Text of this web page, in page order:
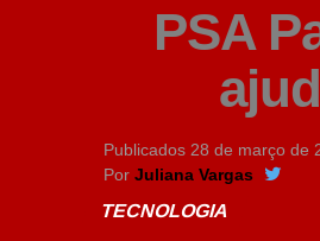
PSA
Publicados 28 de março de
Por Juliana Vargas
TECNOLOGIA